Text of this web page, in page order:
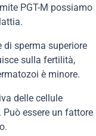
PGT-M possiamo
di sperma superiore
sulla fertilità,
è minore.
delle cellule
essere un fattore